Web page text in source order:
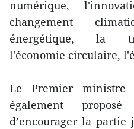
numérique,
changement
énergétique, la
l'économie circulaire,
Le Premier
également
d’encourager la partie